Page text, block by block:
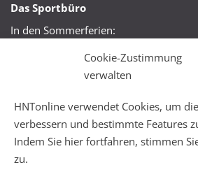
Cookie-Zustimmung
verwalten
HNTonline verwendet Cookies, um
verbessern und bestimmte Features
Indem Sie hier fortfahren, stimmen
zu.
Das Sportbüro
In den Sommerferien:
Mo + Mi 16:00 – 18:00 Uhr
Mo – Fr 08:00 – 22:00 Uhr
Sa + So 10:00 – 18:00 Uhr